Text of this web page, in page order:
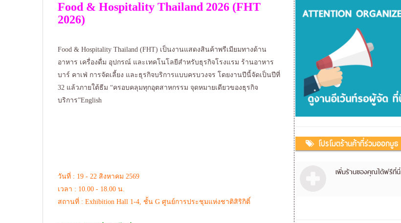
Food & Hospitality Thailand 2026 (FHT
2026)
Food & Hospitality Thailand (FHT) เป็นงานแสดงสินค้าพรีเมียมทางด้าน
อาหาร เครื่องดื่ม อุปกรณ์ และเทคโนโลยีสำหรับธุรกิจโรงแรม ร้านอาหาร
บาร์ คาเฟ่ การจัดเลี้ยง และธุรกิจบริการแบบครบวงจร โดยงานปีนี้จัดเป็นปีที่
32 แล้วภายใต้ธีม “ครอบคลุมทุกอุตสาหกรรม จุดหมายเดียวของธุรกิจ
บริการ”English
วันที่ : 19 - 22 สิงหาคม 2569
เวลา : 10.00 - 18.00 น.
สถานที่ : Exhibition Hall 1-4, ชั้น G ศูนย์การประชุมแห่งชาติสิริกิติ์
โปรโมตร้านค้าที่ร่วมออกบูธ
เพิ่มร้านของคุณได้ฟรีที่นี่